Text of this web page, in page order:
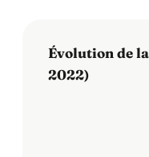
Évolution de
2022)